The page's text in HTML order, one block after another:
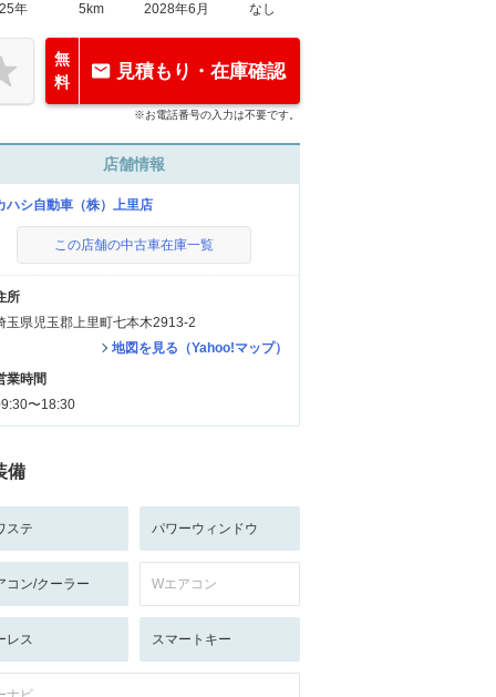
年
5km
2028年6月
なし
無
料
見積もり・在庫確認
※お電話番号の入力は不要です。
店舗情報
ハシ自動車（株）上里店
この店舗の中古車在庫一覧
所
玉県児玉郡上里町七本木2913-2
地図を見る（Yahoo!マップ）
業時間
〜18:30
備
ステ パワーウィンドウ
コン/クーラー Wエアコン
レス スマートキー